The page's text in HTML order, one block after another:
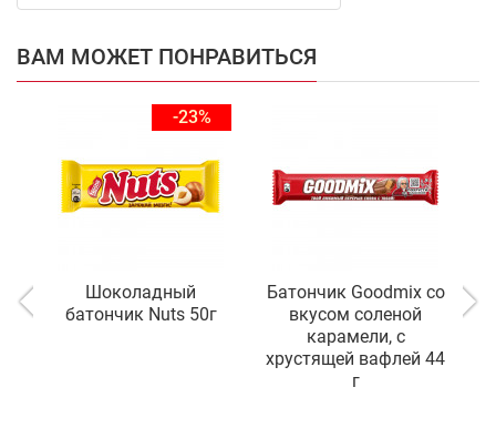
ВАМ МОЖЕТ ПОНРАВИТЬСЯ
-23%
Шоколадный
батончик Nuts 50г
Батончик Goodmix со
вкусом соленой
карамели, с
хрустящей вафлей 44
г